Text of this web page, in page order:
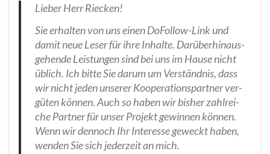
Lie­ber Herr Riecken!
Sie erhal­ten von uns einen DoFol­low-Link und
damit neue Leser für ihre Inhal­te. Dar­über­hin­aus­
ge­hen­de Leis­tun­gen sind bei uns im Hau­se nicht
üblich. Ich bit­te Sie dar­um um Ver­ständ­nis, dass
wir nicht jeden unse­rer Koope­ra­ti­ons­part­ner ver­
gü­ten kön­nen. Auch so haben wir bis­her zahl­rei­
che Part­ner für unser Pro­jekt gewin­nen kön­nen.
Wenn wir den­noch Ihr Inter­es­se geweckt haben,
wen­den Sie sich jeder­zeit an mich.